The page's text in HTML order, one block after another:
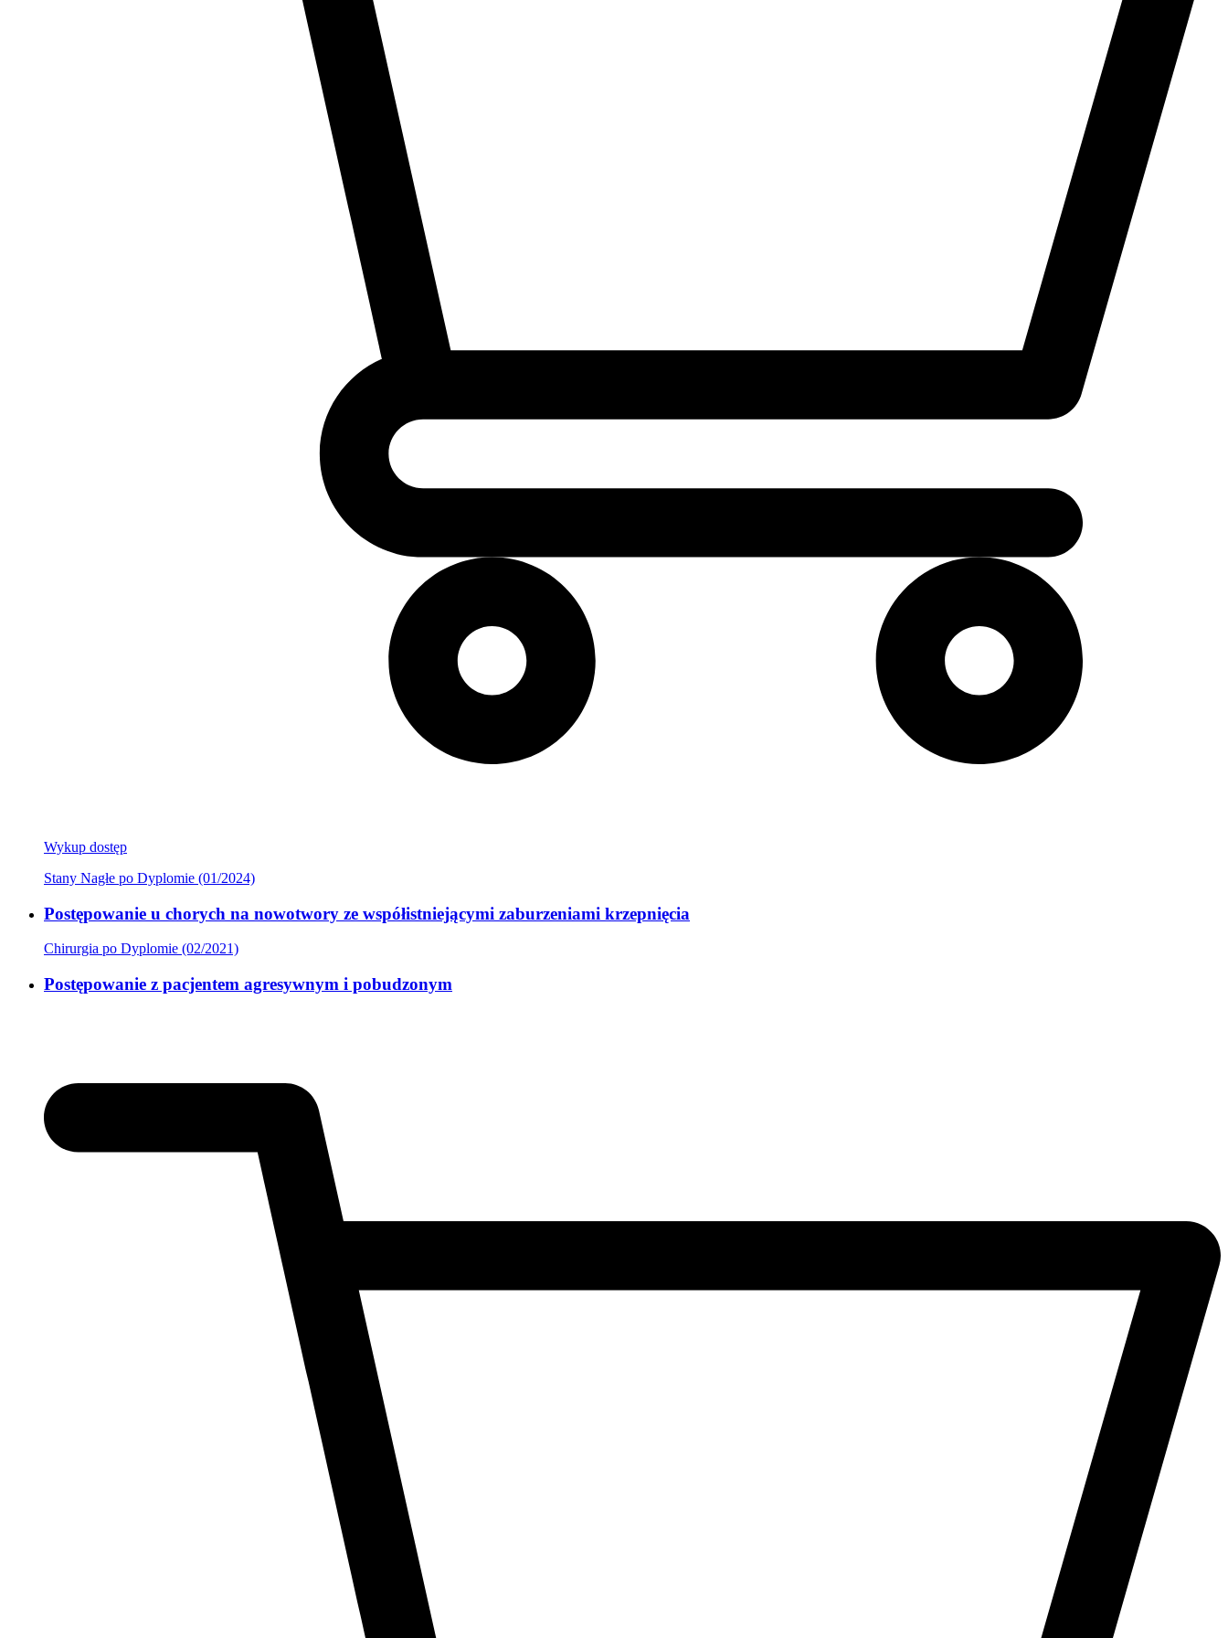
Wykup dostęp
Stany Nagłe po Dyplomie (01/2024)
Postępowanie u chorych na nowotwory ze współistniejącymi zaburzeniami krzepnięcia
Chirurgia po Dyplomie (02/2021)
Postępowanie z pacjentem agresywnym i pobudzonym